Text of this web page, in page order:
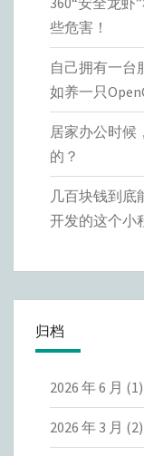
些危害！
自己拥有一台
如养一只
居家办公时候
的？
几百块钱到底
开发的这个小
归档
2026 年 6 月 (1)
2026 年 3 月 (2)